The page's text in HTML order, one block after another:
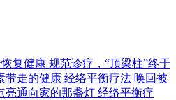
规范诊疗，“顶梁柱”终于
经络平衡疗法 唤回被
经络平衡疗